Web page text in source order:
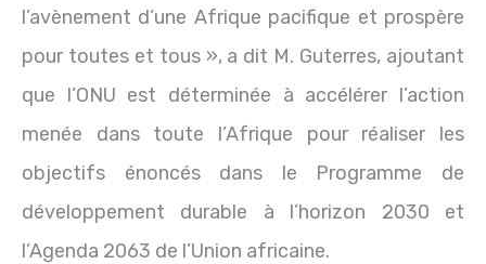
l’avènement d’une Afrique pacifique et prospère
pour toutes et tous », a dit M. Guterres, ajoutant
que l’ONU est déterminée à accélérer l’action
menée dans toute l’Afrique pour réaliser les
objectifs énoncés dans le Programme de
développement durable à l’horizon 2030 et
l’Agenda 2063 de l’Union africaine.